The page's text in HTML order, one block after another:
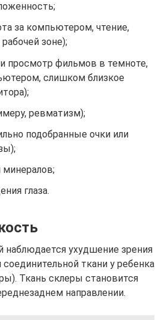
за компьютером, чтение,
зоне);
просмотр фильмов в темноте,
слишком близкое
ревматизм);
подобранные очки или
глаза.
наблюдается ухудшение зрения
ткани у ребенка
Ткань склеры становится
направлении.